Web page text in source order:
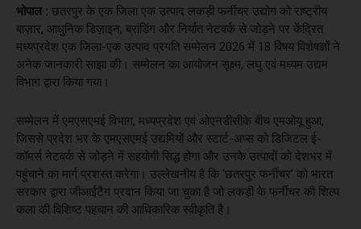
भोपाल : छतरपुर के एक जिला एक उत्पाद लकड़ी फर्नीचर उद्योग को राष्ट्रीय
बाज़ार, आधुनिक डिज़ाइन, ब्रांडिंग और निर्यात नेटवर्क से जोड़ने पर केंद्रित
मध्यप्रदेश एक जिला-एक उत्पाद प्रगति सम्मेलन 2026 में 18 विषय विशेषज्ञों ने
अनेक जानकारी साझा की। सम्मेलन का आयोजन सूक्ष्म, लघु एवं मध्यम उद्यम
विभाग द्वारा किया गया।
सम्मेलन में एमएसएमई विभाग, मध्यप्रदेश एवं ओएनडीसीके बीच एमओयू हुआ,
जिससे प्रदेश भर के एमएसएमई उद्यमियों और स्टार्ट-अप्स को डिजिटल ई-
कॉमर्स नेटवर्क से जोड़ने में सहयोगी सिद्ध होगा और उनके उत्पादों को देशभर में
पहुंचाने का मार्ग प्रशस्त करेगा। उल्लेखनीय है कि ‘छतरपुर फर्नीचर’ को भारत
सरकार द्वारा जीआईटैग प्रदान किया जा चुका है जो लकड़ी के फर्नीचर की शिल्प
कला की विशिष्ट पहचान की आधिकारिक स्वीकृति है।